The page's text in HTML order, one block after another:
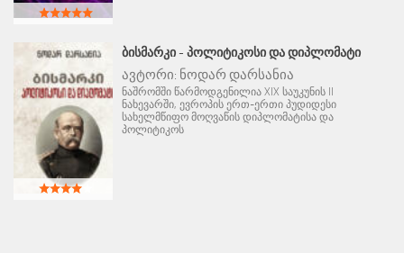
ᲑᲘᲡᲛᲐᲠᲙᲘ - ᲞᲝᲚᲘᲢᲘᲙᲝᲡᲘ ᲓᲐ ᲓᲘᲞᲚᲝᲛᲐᲢᲘ
ავტორი: ნოდარ დარსანია
ნაშრომში წარმოდგენილია XIX საუკუნის II
ნახევარში, ევროპის ერთ-ერთი პუდიდესი
სახელმწიფო მოღვაწის დიპლომატისა და
პოლიტიკოს